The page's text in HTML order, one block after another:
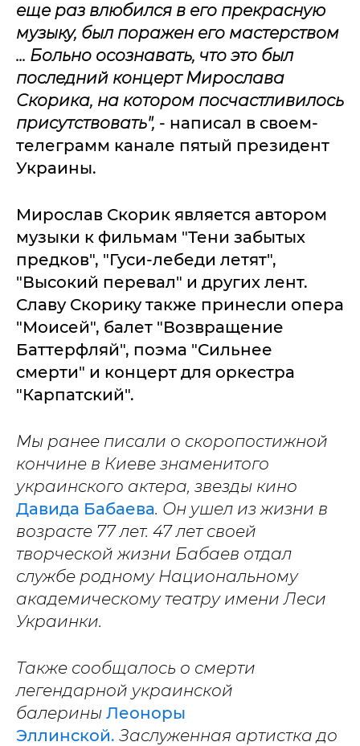
еще раз влюбился в его прекрасную
музыку, был поражен его мастерством
... Больно осознавать, что это был
последний концерт Мирослава
Скорика, на котором посчастливилось
присутствовать", - написал в своем-
телеграмм канале пятый президент
Украины.
Мирослав Скорик является автором
музыки к фильмам "Тени забытых
предков", "Гуси-лебеди летят",
"Высокий перевал" и других лент.
Славу Скорику также принесли опера
"Моисей", балет "Возвращение
Баттерфляй", поэма "Сильнее
смерти" и концерт для оркестра
"Карпатский".
Мы ранее писали о скоропостижной
кончине в Киеве знаменитого
украинского актера, звезды кино
Давида Бабаева. Он ушел из жизни в
возрасте 77 лет. 47 лет своей
творческой жизни Бабаев отдал
службе родному Национальному
академическому театру имени Леси
Украинки.
Также сообщалось о смерти
легендарной украинской
балерины Леоноры
Эллинской. Заслуженная артистка до